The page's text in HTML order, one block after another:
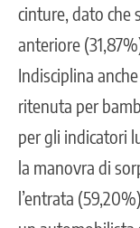
cinture, dato che
anteriore
Indisciplina
ritenuta per
per gli indicatori
la manovra di
l’entrata